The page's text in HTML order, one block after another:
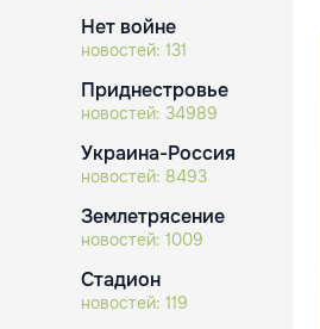
Нет войне
новостей: 131
Приднестровье
новостей: 34989
Украина-Россия
новостей: 8493
Землетрясение
новостей: 1009
Стадион
новостей: 119